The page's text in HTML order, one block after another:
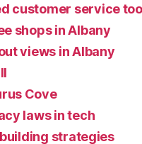
customer service
shops in Albany
views in Albany
Cove
laws in tech
strategies